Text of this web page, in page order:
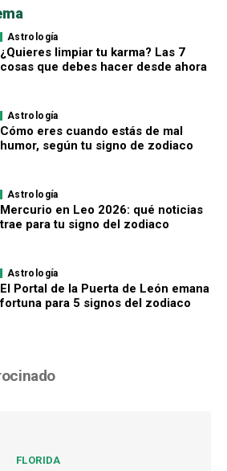
Astrología
¿Quieres limpiar tu karma? Las 7
cosas que debes hacer desde ahora
Astrología
Cómo eres cuando estás de mal
humor, según tu signo de zodiaco
Astrología
Mercurio en Leo 2026: qué noticias
trae para tu signo del zodiaco
Astrología
El Portal de la Puerta de León emana
fortuna para 5 signos del zodiaco
FLORIDA